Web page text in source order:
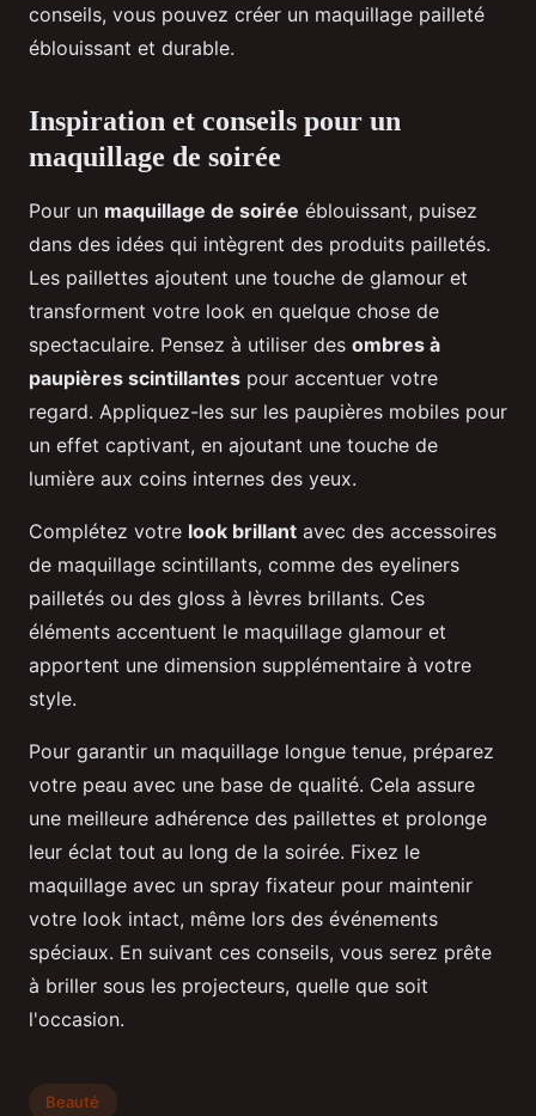
conseils, vous pouvez créer un maquillage pailleté
éblouissant et durable.
Inspiration et conseils pour un
maquillage de soirée
Pour un maquillage de soirée éblouissant, puisez
dans des idées qui intègrent des produits pailletés.
Les paillettes ajoutent une touche de glamour et
transforment votre look en quelque chose de
spectaculaire. Pensez à utiliser des ombres à
paupières scintillantes pour accentuer votre
regard. Appliquez-les sur les paupières mobiles pour
un effet captivant, en ajoutant une touche de
lumière aux coins internes des yeux.
Complétez votre look brillant avec des accessoires
de maquillage scintillants, comme des eyeliners
pailletés ou des gloss à lèvres brillants. Ces
éléments accentuent le maquillage glamour et
apportent une dimension supplémentaire à votre
style.
Pour garantir un maquillage longue tenue, préparez
votre peau avec une base de qualité. Cela assure
une meilleure adhérence des paillettes et prolonge
leur éclat tout au long de la soirée. Fixez le
maquillage avec un spray fixateur pour maintenir
votre look intact, même lors des événements
spéciaux. En suivant ces conseils, vous serez prête
à briller sous les projecteurs, quelle que soit
l'occasion.
Beauté